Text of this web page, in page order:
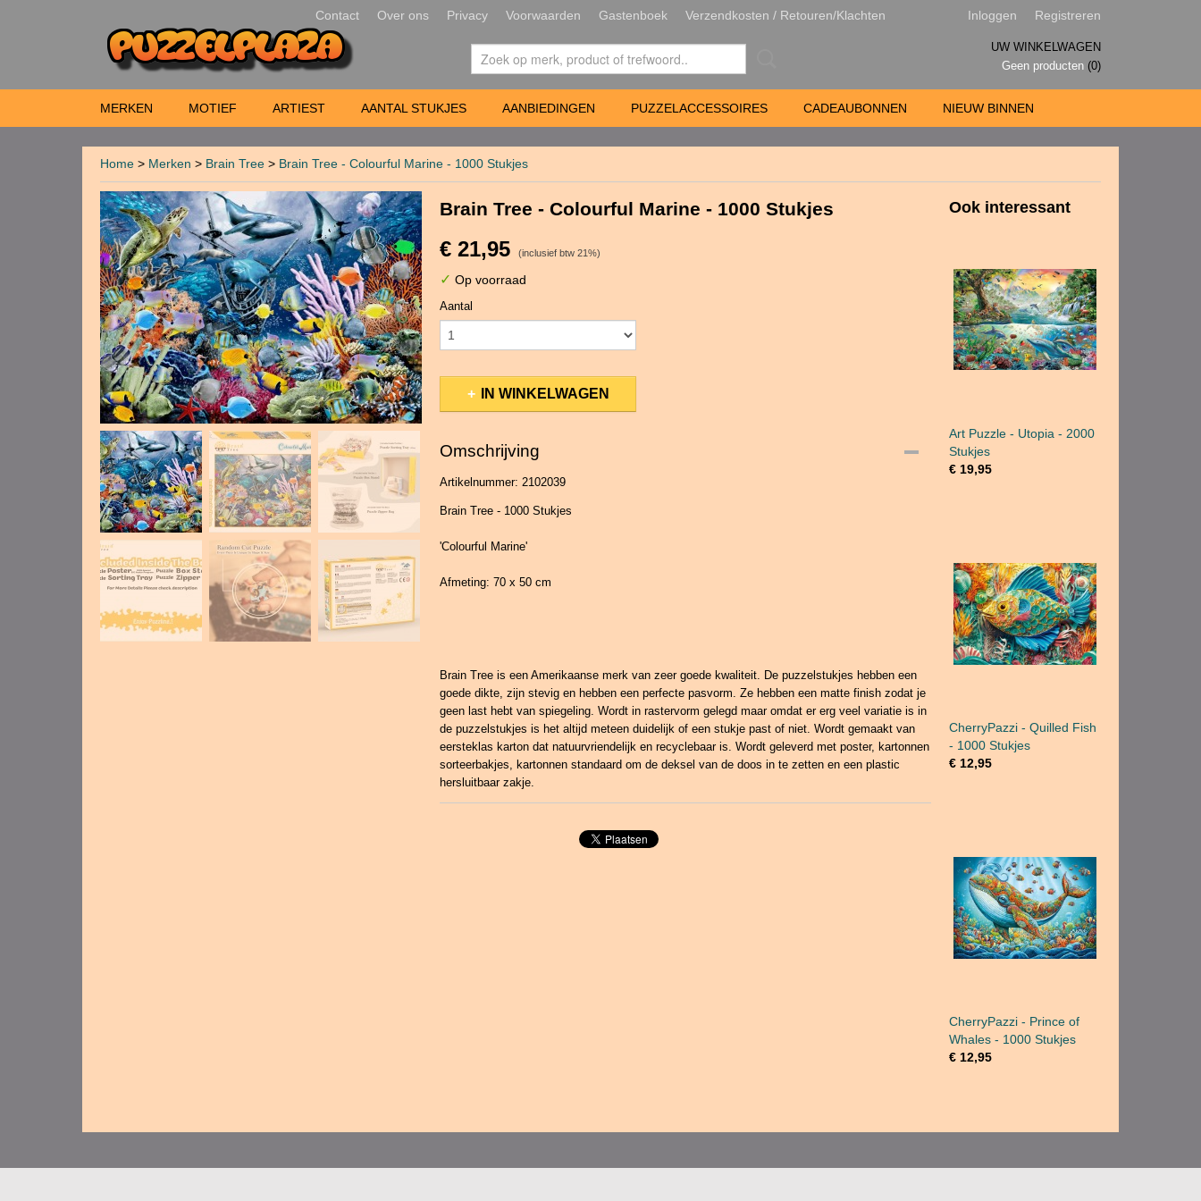
Contact Over ons Privacy Voorwaarden Gastenboek Verzendkosten / Retouren/Klachten Inloggen Registreren
UW WINKELWAGEN
Geen producten (0)
MERKEN MOTIEF ARTIEST AANTAL STUKJES AANBIEDINGEN PUZZELACCESSOIRES CADEAUBONNEN NIEUW BINNEN
Home > Merken > Brain Tree > Brain Tree - Colourful Marine - 1000 Stukjes
Brain Tree - Colourful Marine - 1000 Stukjes
€ 21,95 (inclusief btw 21%)
✓ Op voorraad
Aantal
IN WINKELWAGEN
Omschrijving
Artikelnummer: 2102039
Brain Tree - 1000 Stukjes
'Colourful Marine'
Afmeting: 70 x 50 cm
Brain Tree is een Amerikaanse merk van zeer goede kwaliteit. De puzzelstukjes hebben een
goede dikte, zijn stevig en hebben een perfecte pasvorm. Ze hebben een matte finish zodat je
geen last hebt van spiegeling. Wordt in rastervorm gelegd maar omdat er erg veel variatie is in
de puzzelstukjes is het altijd meteen duidelijk of een stukje past of niet. Wordt gemaakt van
eersteklas karton dat natuurvriendelijk en recyclebaar is. Wordt geleverd met poster, kartonnen
sorteerbakjes, kartonnen standaard om de deksel van de doos in te zetten en een plastic
hersluitbaar zakje.
Ook interessant
Art Puzzle - Utopia - 2000
Stukjes
€ 19,95
CherryPazzi - Quilled Fish
- 1000 Stukjes
€ 12,95
CherryPazzi - Prince of
Whales - 1000 Stukjes
€ 12,95